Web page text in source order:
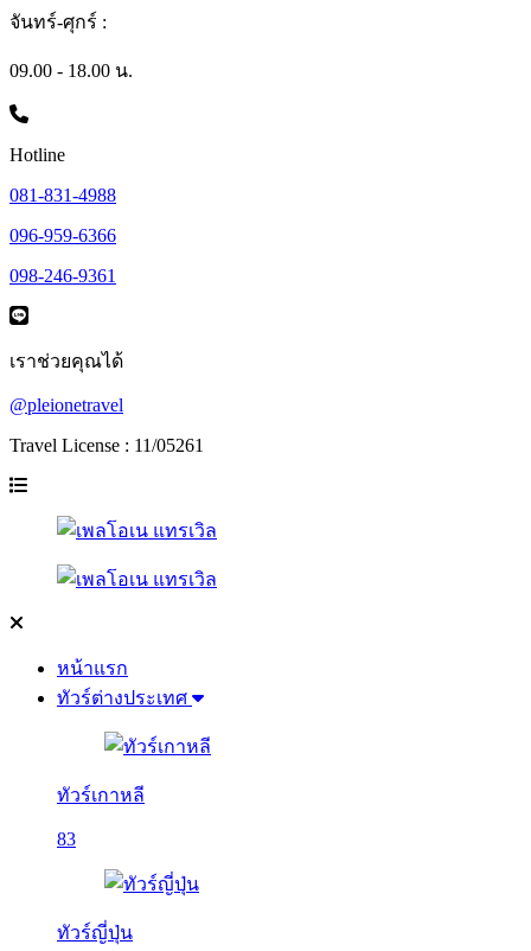
จันทร์-ศุกร์ :
09.00 - 18.00 น.
Hotline
081-831-4988
096-959-6366
098-246-9361
เราช่วยคุณได้
@pleionetravel
Travel License : 11/05261
หน้าแรก
ทัวร์ต่างประเทศ
ทัวร์เกาหลี
83
ทัวร์ญี่ปุ่น